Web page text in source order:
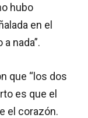
hubo
en el
nada”.
que “los dos
es que el
el corazón.